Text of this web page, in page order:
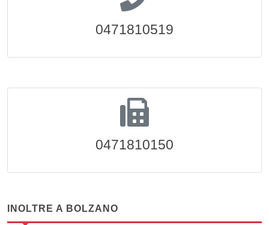
0471810519
0471810150
INOLTRE A BOLZANO